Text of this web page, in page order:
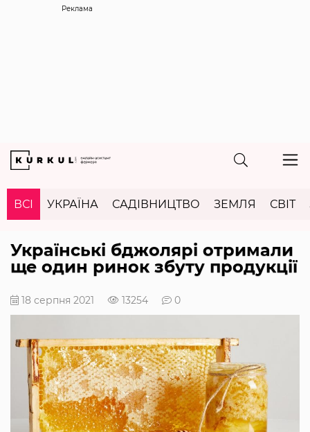
Реклама
ВСІ УКРАЇНА САДІВНИЦТВО ЗЕМЛЯ СВІТ
Українські бджолярі отримали
ще один ринок збуту продукції
18 серпня 2021 13254 0